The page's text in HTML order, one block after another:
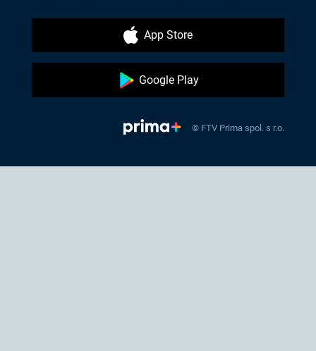
App Store
Google Play
© FTV Prima spol. s r.o.